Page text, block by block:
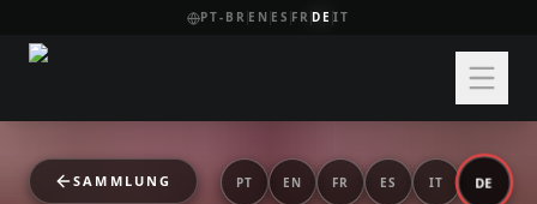
PT-BR EN ES FR DE IT
SAMMLUNG PT EN FR ES IT DE